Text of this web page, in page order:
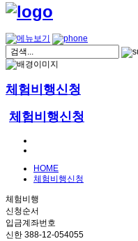
체험비행신청
체험비행신청
HOME
체험비행신청
체험비행
신청순서
입금계좌번호
신한 388-12-054055